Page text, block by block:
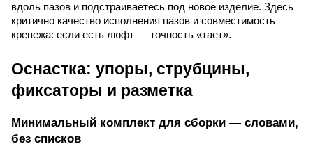
вдоль пазов и подстраиваетесь под новое изделие. Здесь
критично качество исполнения пазов и совместимость
крепежа: если есть люфт — точность «тает».
Оснастка: упоры, струбцины,
фиксаторы и разметка
Минимальный комплект для сборки — словами,
без списков